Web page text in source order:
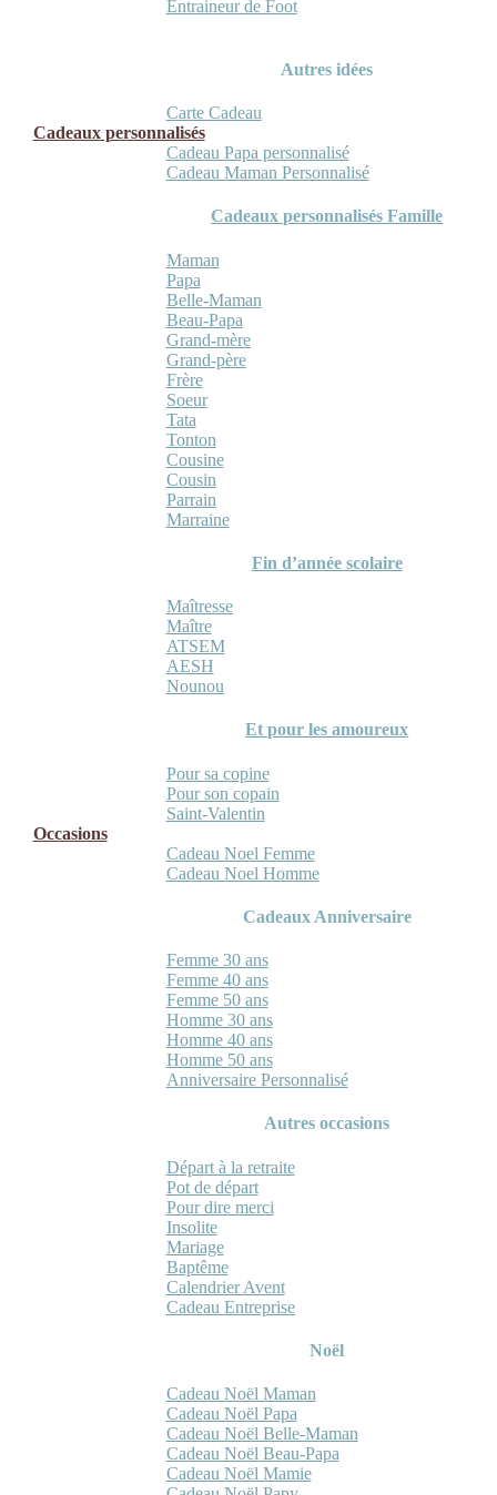
Entraineur de Foot
Autres idées
Carte Cadeau
Cadeaux personnalisés
Cadeau Papa personnalisé
Cadeau Maman Personnalisé
Cadeaux personnalisés Famille
Maman
Papa
Belle-Maman
Beau-Papa
Grand-mère
Grand-père
Frère
Soeur
Tata
Tonton
Cousine
Cousin
Parrain
Marraine
Fin d’année scolaire
Maîtresse
Maître
ATSEM
AESH
Nounou
Et pour les amoureux
Pour sa copine
Pour son copain
Saint-Valentin
Occasions
Cadeau Noel Femme
Cadeau Noel Homme
Cadeaux Anniversaire
Femme 30 ans
Femme 40 ans
Femme 50 ans
Homme 30 ans
Homme 40 ans
Homme 50 ans
Anniversaire Personnalisé
Autres occasions
Départ à la retraite
Pot de départ
Pour dire merci
Insolite
Mariage
Baptême
Calendrier Avent
Cadeau Entreprise
Noël
Cadeau Noël Maman
Cadeau Noël Papa
Cadeau Noël Belle-Maman
Cadeau Noël Beau-Papa
Cadeau Noël Mamie